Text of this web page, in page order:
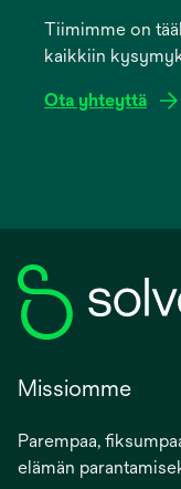
newTiimimme on
kaikkiin
Ota yhteyttä
Missiomme
Parempaa,
elämän